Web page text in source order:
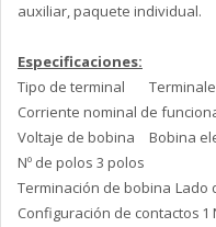
auxiliar, paquete individual.
Especificaciones:
Tipo de terminal
Corriente nominal de
Voltaje de bobina
Bobina
Nº de polos 3 polos
Terminación de bobina Lado
Configuración de contactos 1